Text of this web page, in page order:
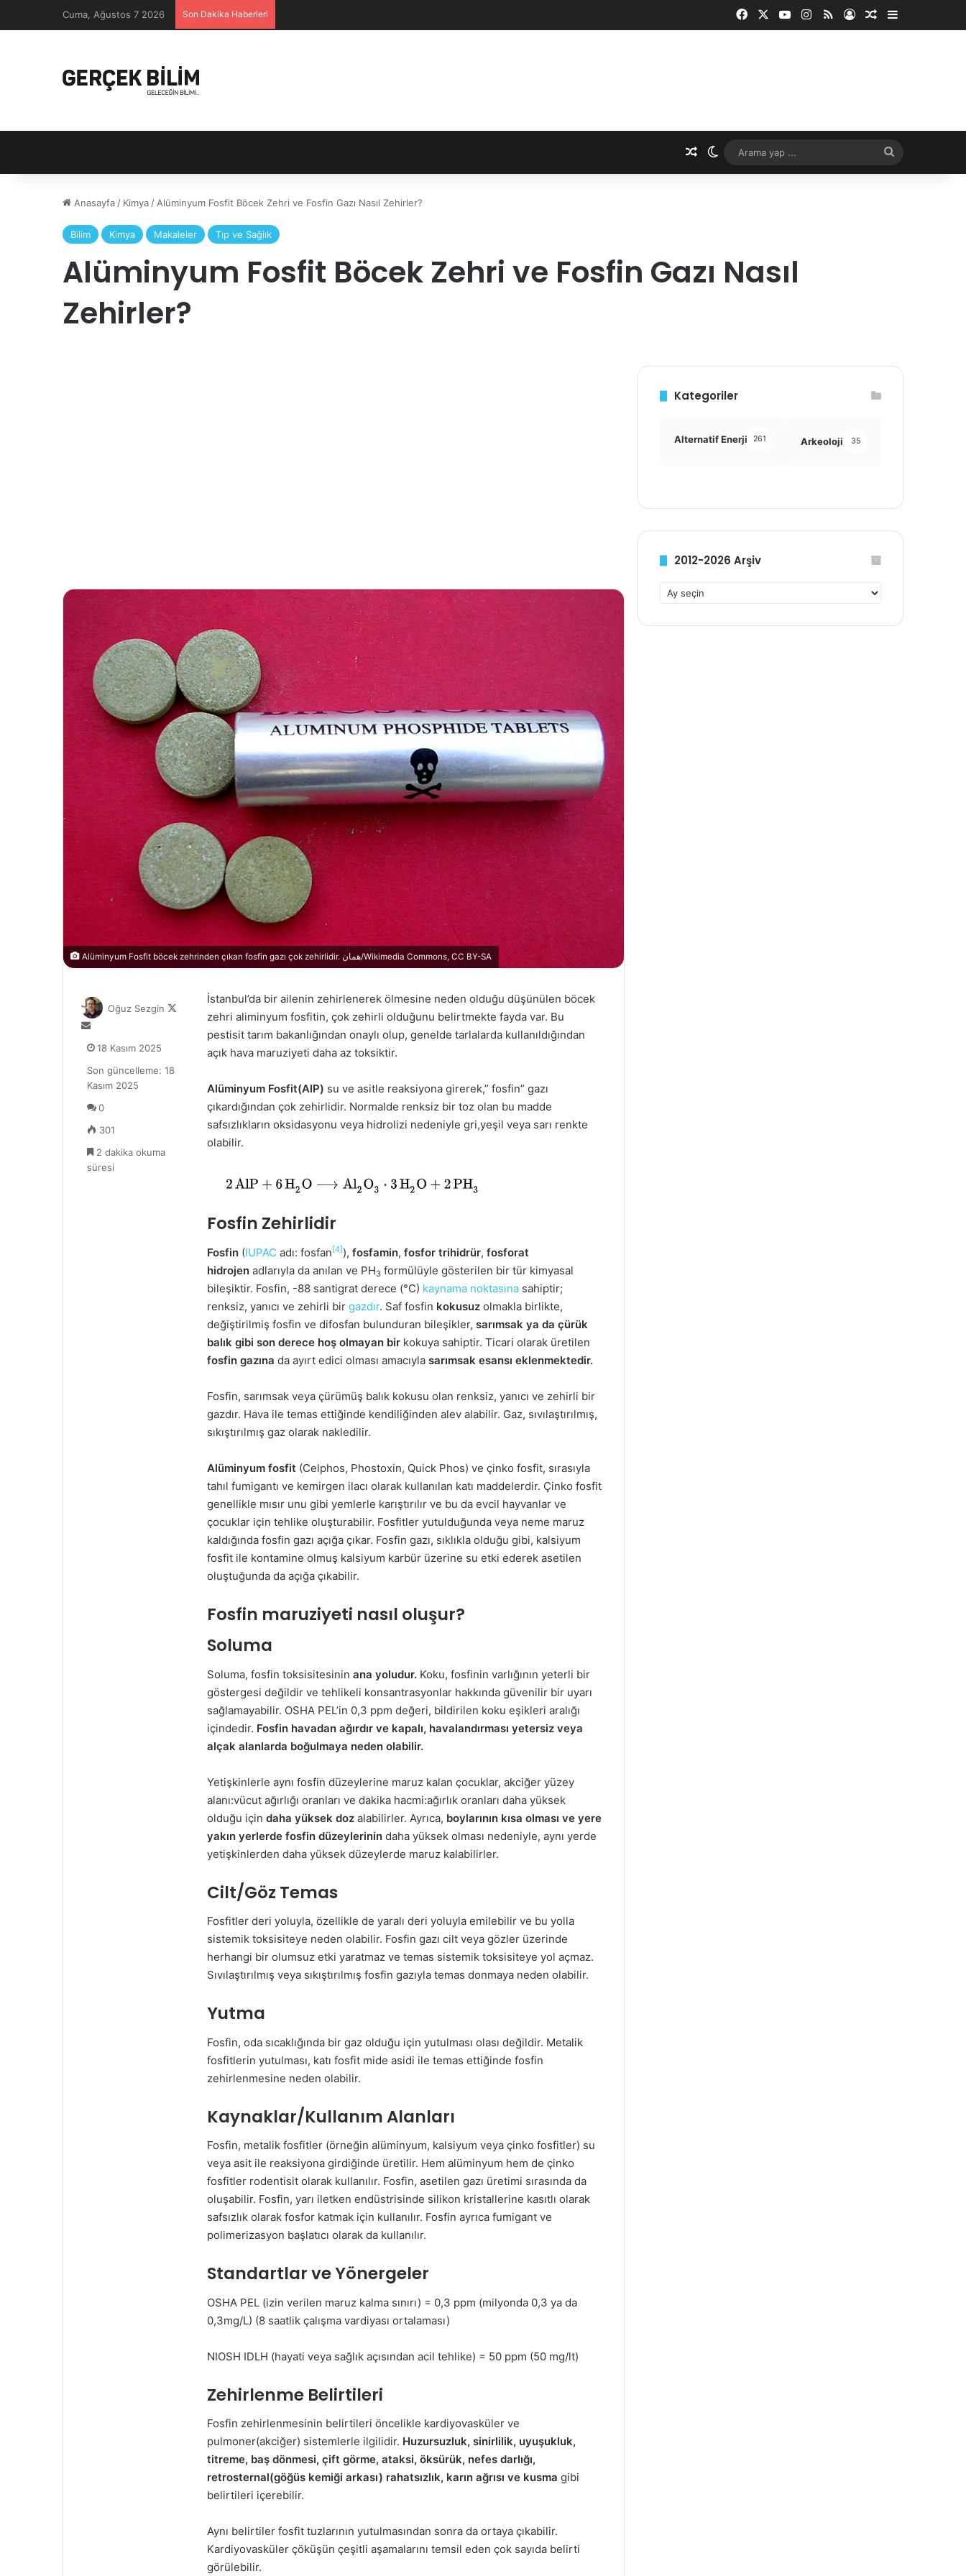
Cuma, Ağustos 7 2026 Son Dakika Haberleri FacebookYouTubeInstagram
RSSKayıt OlRastgele Makale
Kenar
Rastgele Makale
Dış görünümü değiştir
yap
Anasayfa / Kimya / Alüminyum Fosfit Böcek Zehri ve Fosfin Gazı Nasıl Zehirler?
Bilim Kimya Makaleler Tıp ve Sağlık
Alüminyum Fosfit Böcek Zehri ve Fosfin Gazı Nasıl
Zehirler?
Alüminyum Fosfit böcek zehrinden çıkan fosfin gazı çok zehirlidir. همان/Wikimedia Commons, CC BY-SA
İstanbul’da bir ailenin zehirlenerek ölmesine neden olduğu düşünülen böcek
zehri aliminyum fosfitin, çok zehirli olduğunu belirtmekte fayda var. Bu
pestisit tarım bakanlığından onaylı olup, genelde tarlalarda kullanıldığından
açık hava maruziyeti daha az toksiktir.
Alüminyum Fosfit(AIP) su ve asitle reaksiyona girerek,” fosfin” gazı
çıkardığından çok zehirlidir. Normalde renksiz bir toz olan bu madde
safsızlıkların oksidasyonu veya hidrolizi nedeniyle gri,yeşil veya sarı renkte
olabilir.
Fosfin Zehirlidir
Fosfin (IUPAC adı: fosfan [4] ), fosfamin, fosfor trihidrür, fosforat
hidrojen adlarıyla da anılan ve PH3 formülüyle gösterilen bir tür kimyasal
bileşiktir. Fosfin, -88 santigrat derece (°C) kaynama noktasına sahiptir;
renksiz, yanıcı ve zehirli bir gazdır. Saf fosfin kokusuz olmakla birlikte,
değiştirilmiş fosfin ve difosfan bulunduran bileşikler, sarımsak ya da çürük
balık gibi son derece hoş olmayan bir kokuya sahiptir. Ticari olarak üretilen
fosfin gazına da ayırt edici olması amacıyla sarımsak esansı eklenmektedir.
Fosfin, sarımsak veya çürümüş balık kokusu olan renksiz, yanıcı ve zehirli bir
gazdır. Hava ile temas ettiğinde kendiliğinden alev alabilir. Gaz, sıvılaştırılmış,
sıkıştırılmış gaz olarak nakledilir.
Alüminyum fosfit (Celphos, Phostoxin, Quick Phos) ve çinko fosfit, sırasıyla
tahıl fumigantı ve kemirgen ilacı olarak kullanılan katı maddelerdir. Çinko fosfit
genellikle mısır unu gibi yemlerle karıştırılır ve bu da evcil hayvanlar ve
çocuklar için tehlike oluşturabilir. Fosfitler yutulduğunda veya neme maruz
kaldığında fosfin gazı açığa çıkar. Fosfin gazı, sıklıkla olduğu gibi, kalsiyum
fosfit ile kontamine olmuş kalsiyum karbür üzerine su etki ederek asetilen
oluştuğunda da açığa çıkabilir.
Fosfin maruziyeti nasıl oluşur?
Soluma
Soluma, fosfin toksisitesinin ana yoludur. Koku, fosfinin varlığının yeterli bir
göstergesi değildir ve tehlikeli konsantrasyonlar hakkında güvenilir bir uyarı
sağlamayabilir. OSHA PEL’in 0,3 ppm değeri, bildirilen koku eşikleri aralığı
içindedir. Fosfin havadan ağırdır ve kapalı, havalandırması yetersiz veya
alçak alanlarda boğulmaya neden olabilir.
Yetişkinlerle aynı fosfin düzeylerine maruz kalan çocuklar, akciğer yüzey
alanı:vücut ağırlığı oranları ve dakika hacmi:ağırlık oranları daha yüksek
olduğu için daha yüksek doz alabilirler. Ayrıca, boylarının kısa olması ve yere
yakın yerlerde fosfin düzeylerinin daha yüksek olması nedeniyle, aynı yerde
yetişkinlerden daha yüksek düzeylerde maruz kalabilirler.
Cilt/Göz Temas
Fosfitler deri yoluyla, özellikle de yaralı deri yoluyla emilebilir ve bu yolla
sistemik toksisiteye neden olabilir. Fosfin gazı cilt veya gözler üzerinde
herhangi bir olumsuz etki yaratmaz ve temas sistemik toksisiteye yol açmaz.
Sıvılaştırılmış veya sıkıştırılmış fosfin gazıyla temas donmaya neden olabilir.
Yutma
Fosfin, oda sıcaklığında bir gaz olduğu için yutulması olası değildir. Metalik
fosfitlerin yutulması, katı fosfit mide asidi ile temas ettiğinde fosfin
zehirlenmesine neden olabilir.
Kaynaklar/Kullanım Alanları
Fosfin, metalik fosfitler (örneğin alüminyum, kalsiyum veya çinko fosfitler) su
veya asit ile reaksiyona girdiğinde üretilir. Hem alüminyum hem de çinko
fosfitler rodentisit olarak kullanılır. Fosfin, asetilen gazı üretimi sırasında da
oluşabilir. Fosfin, yarı iletken endüstrisinde silikon kristallerine kasıtlı olarak
safsızlık olarak fosfor katmak için kullanılır. Fosfin ayrıca fumigant ve
polimerizasyon başlatıcı olarak da kullanılır.
Standartlar ve Yönergeler
OSHA PEL (izin verilen maruz kalma sınırı) = 0,3 ppm (milyonda 0,3 ya da
0,3mg/L) (8 saatlik çalışma vardiyası ortalaması)
NIOSH IDLH (hayati veya sağlık açısından acil tehlike) = 50 ppm (50 mg/lt)
Zehirlenme Belirtileri
Fosfin zehirlenmesinin belirtileri öncelikle kardiyovasküler ve
pulmoner(akciğer) sistemlerle ilgilidir. Huzursuzluk, sinirlilik, uyuşukluk,
titreme, baş dönmesi, çift görme, ataksi, öksürük, nefes darlığı,
retrosternal(göğüs kemiği arkası) rahatsızlık, karın ağrısı ve kusma gibi
belirtileri içerebilir.
Aynı belirtiler fosfit tuzlarının yutulmasından sonra da ortaya çıkabilir.
Kardiyovasküler çöküşün çeşitli aşamalarını temsil eden çok sayıda belirti
görülebilir.
Oğuz Sezgin
Bir
posta
göndermek
18 Kasım 2025
Son güncelleme: 18
Kasım 2025
0
301
2 dakika okuma
süresi
Kategoriler
Alternatif Enerji 261 Arkeoloji 35
2012-2026 Arşiv
2012-
2026